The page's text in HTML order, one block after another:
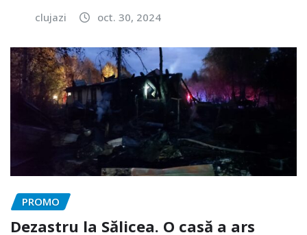
clujazi oct. 30, 2024
PROMO
Dezastru la Sălicea. O casă a ars